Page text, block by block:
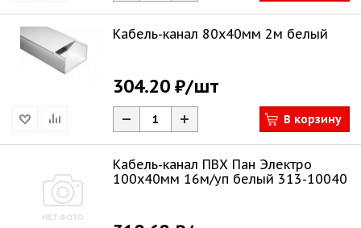
Кабель-канал 80х40мм 2м белый
304.20 ₽/шт
В корзину
Кабель-канал ПВХ Пан Электро
100х40мм 16м/уп белый 313-10040